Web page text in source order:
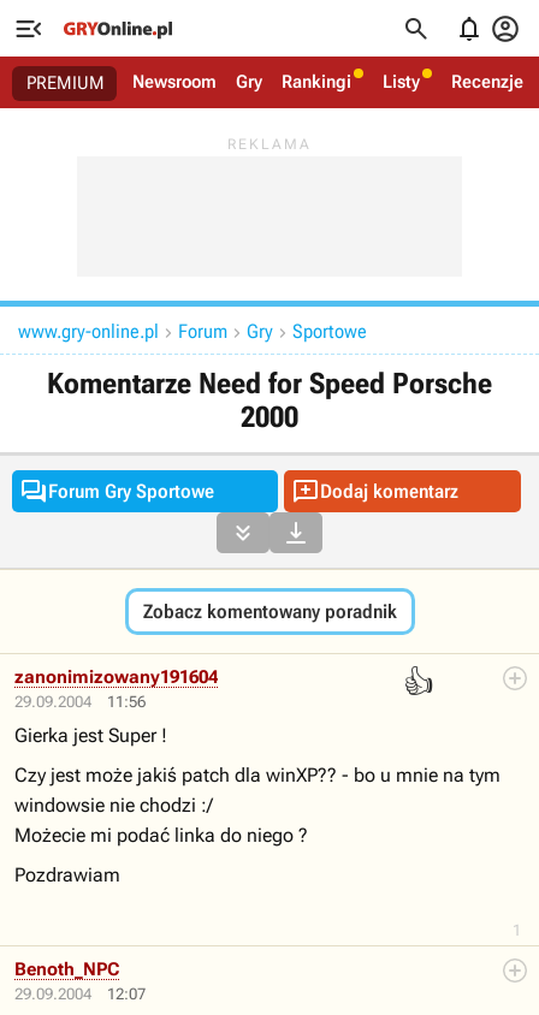
   
PREMIUM Newsroom Gry Rankingi Listy Recenzje
www.gry-online.pl  Forum  Gry  Sportowe
Komentarze Need for Speed Porsche
2000
Forum Gry Sportowe Dodaj komentarz
 
Zobacz komentowany poradnik
29.09.2004 11:56
👍
1
zanonimizowany191604
Gierka jest Super !
Czy jest może jakiś patch dla winXP?? - bo u mnie na tym
windowsie nie chodzi :/
Możecie mi podać linka do niego ?
Pozdrawiam
29.09.2004 12:07
Benoth_NPC